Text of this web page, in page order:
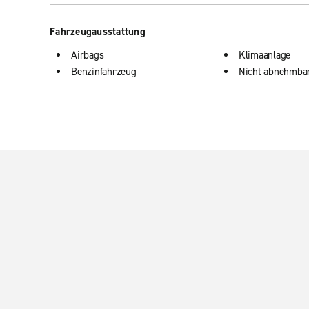
Fahrzeugausstattung
Airbags
Benzinfahrzeug
Klimaanlage
Nicht